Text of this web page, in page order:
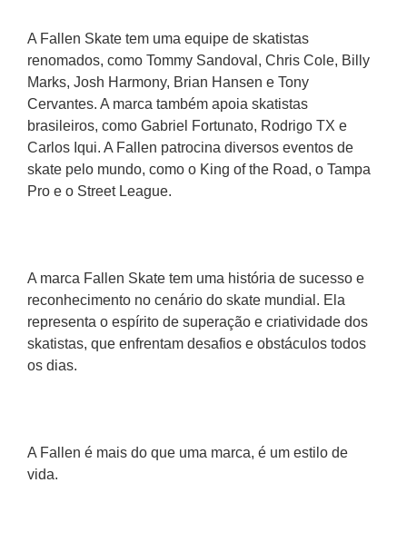
A Fallen Skate tem uma equipe de skatistas
renomados, como Tommy Sandoval, Chris Cole, Billy
Marks, Josh Harmony, Brian Hansen e Tony
Cervantes. A marca também apoia skatistas
brasileiros, como Gabriel Fortunato, Rodrigo TX e
Carlos Iqui. A Fallen patrocina diversos eventos de
skate pelo mundo, como o King of the Road, o Tampa
Pro e o Street League.
A marca Fallen Skate tem uma história de sucesso e
reconhecimento no cenário do skate mundial. Ela
representa o espírito de superação e criatividade dos
skatistas, que enfrentam desafios e obstáculos todos
os dias.
A Fallen é mais do que uma marca, é um estilo de
vida.